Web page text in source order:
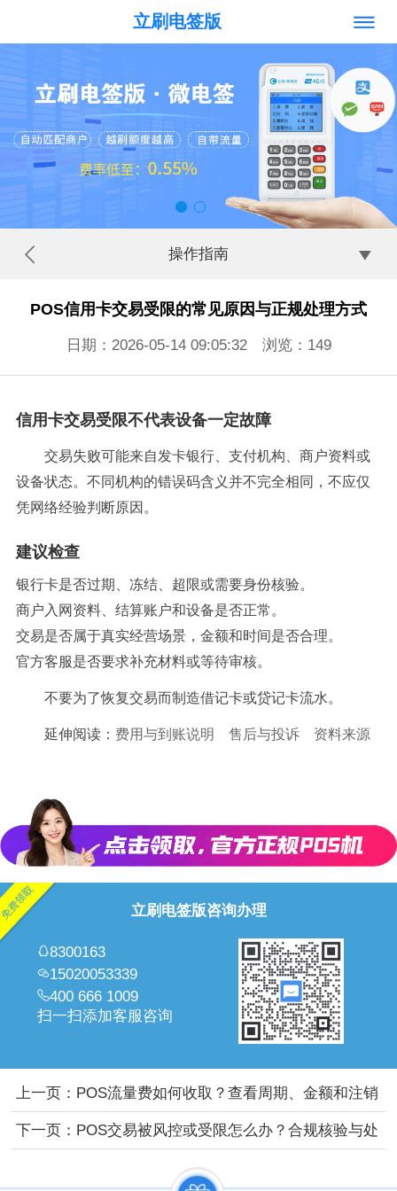
立刷电签版
操作指南
POS信用卡交易受限的常见原因与正规处理方式
日期：2026-05-14 09:05:32 浏览： 149
信用卡交易受限不代表设备一定故障
交易失败可能来自发卡银行、支付机构、商户资料或
设备状态。不同机构的错误码含义并不完全相同，不应仅
凭网络经验判断原因。
建议检查
银行卡是否过期、冻结、超限或需要身份核验。
商户入网资料、结算账户和设备是否正常。
交易是否属于真实经营场景，金额和时间是否合理。
官方客服是否要求补充材料或等待审核。
不要为了恢复交易而制造借记卡或贷记卡流水。
延伸阅读： 费用与到账说明 售后与投诉 资料来源
立刷电签版咨询办理
8300163
15020053339
400 666 1009
扫一扫添加客服咨询
上一页： POS流量费如何收取？查看周期、金额和注销
规则
下一页： POS交易被风控或受限怎么办？合规核验与处